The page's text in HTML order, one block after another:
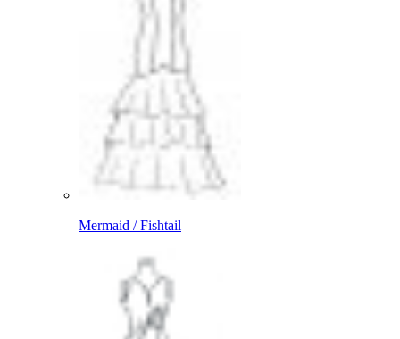
Mermaid / Fishtail